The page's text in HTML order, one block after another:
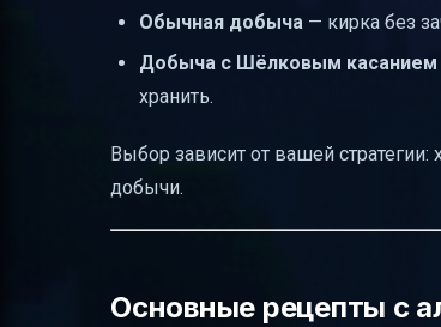
Обычная добыча — кирка без
Добыча с Шёлковым касанием
хранить.
Выбор зависит от вашей
добычи.
Основные рецепты с